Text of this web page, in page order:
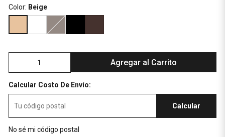
Color: Beige
Agregar al Carrito
Calcular Costo De Envío:
Calcular
No sé mi código postal